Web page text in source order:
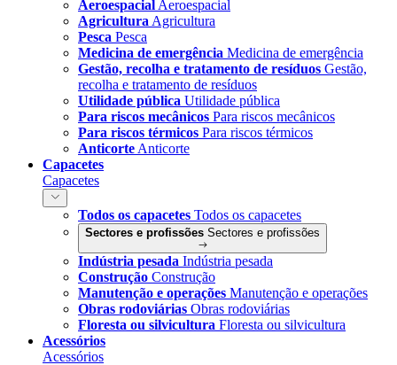
Aeroespacial Aeroespacial
Agricultura Agricultura
Pesca Pesca
Medicina de emergência Medicina de emergência
Gestão, recolha e tratamento de resíduos Gestão,
recolha e tratamento de resíduos
Utilidade pública Utilidade pública
Para riscos mecânicos Para riscos mecânicos
Para riscos térmicos Para riscos térmicos
Anticorte Anticorte
Capacetes
Capacetes
Todos os capacetes Todos os capacetes
Sectores e profissões Sectores e profissões
Indústria pesada Indústria pesada
Construção Construção
Manutenção e operações Manutenção e operações
Obras rodoviárias Obras rodoviárias
Floresta ou silvicultura Floresta ou silvicultura
Acessórios
Acessórios